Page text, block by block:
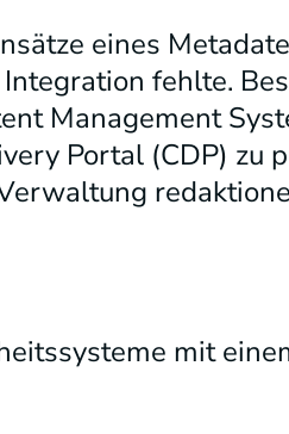
eines
fehlte.
Management
Portal (CDP) zu
mit